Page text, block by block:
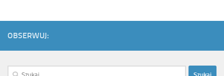
OBSERWUJ:
Szukaj: